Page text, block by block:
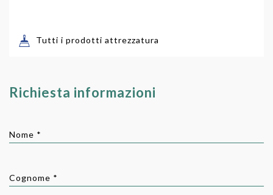
Tutti i prodotti attrezzatura
Richiesta informazioni
Nome *
Cognome *